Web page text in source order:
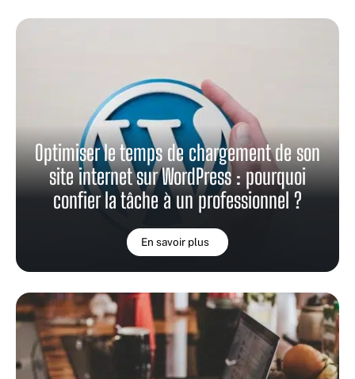
Optimiser le temps de chargement de son
site internet sur WordPress : pourquoi
confier la tâche à un professionnel ?
En savoir plus